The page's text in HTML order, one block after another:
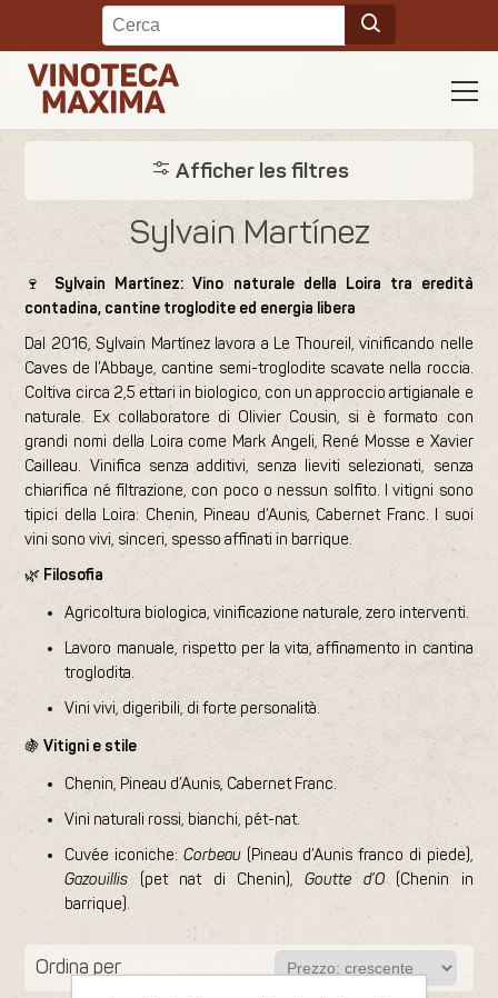
Afficher les filtres
Sylvain Martínez
🍷 Sylvain Martínez: Vino naturale della Loira tra eredità
contadina, cantine troglodite ed energia libera
Dal 2016, Sylvain Martínez lavora a Le Thoureil, vinificando nelle
Caves de l’Abbaye, cantine semi-troglodite scavate nella roccia.
Coltiva circa 2,5 ettari in biologico, con un approccio artigianale e
naturale. Ex collaboratore di Olivier Cousin, si è formato con
grandi nomi della Loira come Mark Angeli, René Mosse e Xavier
Cailleau. Vinifica senza additivi, senza lieviti selezionati, senza
chiarifica né filtrazione, con poco o nessun solfito. I vitigni sono
tipici della Loira: Chenin, Pineau d’Aunis, Cabernet Franc. I suoi
vini sono vivi, sinceri, spesso affinati in barrique.
🌿 Filosofia
Agricoltura biologica, vinificazione naturale, zero interventi.
Lavoro manuale, rispetto per la vita, affinamento in cantina
troglodita.
Vini vivi, digeribili, di forte personalità.
🍇Vitigni e stile
Chenin, Pineau d’Aunis, Cabernet Franc.
Vini naturali rossi, bianchi, pét-nat.
Cuvée iconiche: Corbeau(Pineau d’Aunis franco di piede),
Gazouillis (pet nat di Chenin),Goutte d’O(Chenin in
barrique).
Ordina per